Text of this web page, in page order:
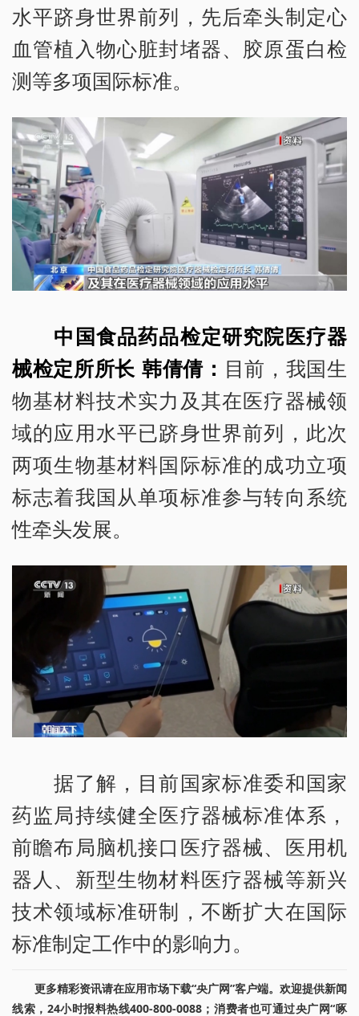
水平跻身世界前列，先后牵头制定心
血管植入物心脏封堵器、胶原蛋白检
测等多项国际标准。
中国食品药品检定研究院医疗器
械检定所所长 韩倩倩： 目前，我国生
物基材料技术实力及其在医疗器械领
域的应用水平已跻身世界前列，此次
两项生物基材料国际标准的成功立项
标志着我国从单项标准参与转向系统
性牵头发展。
据了解，目前国家标准委和国家
药监局持续健全医疗器械标准体系，
前瞻布局脑机接口医疗器械、医用机
器人、新型生物材料医疗器械等新兴
技术领域标准研制，不断扩大在国际
标准制定工作中的影响力。
更多精彩资讯请在应用市场下载“央广网”客户端。欢迎提供新闻
线索，24小时报料热线400-800-0088；消费者也可通过央广网“啄